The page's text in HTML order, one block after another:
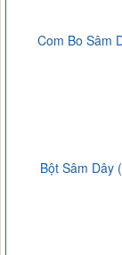
Com Bo Sâm
Bột Sâm Dây